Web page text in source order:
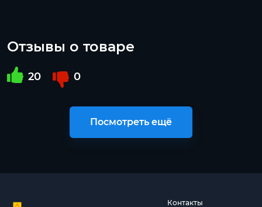
Отзывы о товаре
20 0
Посмотреть ещё
Контакты